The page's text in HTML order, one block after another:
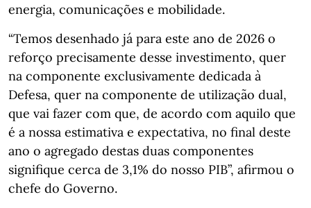
energia, comunicações e mobilidade.
“Temos desenhado já para este ano de 2026 o
reforço precisamente desse investimento, quer
na componente exclusivamente dedicada à
Defesa, quer na componente de utilização dual,
que vai fazer com que, de acordo com aquilo que
é a nossa estimativa e expectativa, no final deste
ano o agregado destas duas componentes
signifique cerca de 3,1% do nosso PIB”, afirmou o
chefe do Governo.